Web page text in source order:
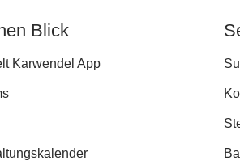
Blick
Karwendel App